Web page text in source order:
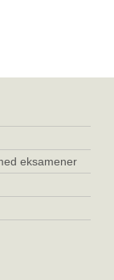
eksamener